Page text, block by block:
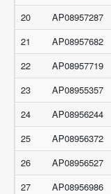
20
AP08957287
21
AP08957682
22
AP08957719
23
AP08955357
24
AP08956244
25
AP08956372
26
AP08956527
27
AP08956986